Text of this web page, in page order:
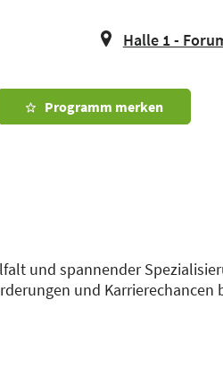
Halle 1 -
Programm merken
und spannender
und Karrierechancen